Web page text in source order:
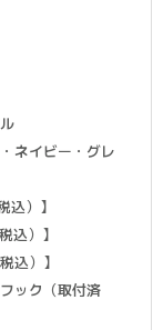
ネイビー・グレ
）】
込）】
込）】
ック（取付済